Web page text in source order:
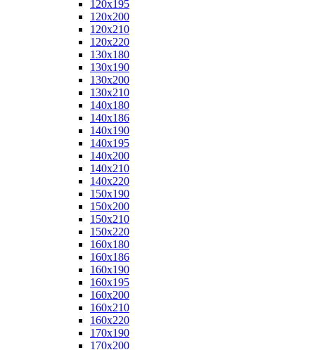
120x195
120x200
120x210
120x220
130x180
130x190
130x200
130x210
140x180
140x186
140x190
140x195
140x200
140x210
140x220
150x190
150x200
150x210
150x220
160x180
160x186
160x190
160x195
160x200
160x210
160x220
170x190
170x200